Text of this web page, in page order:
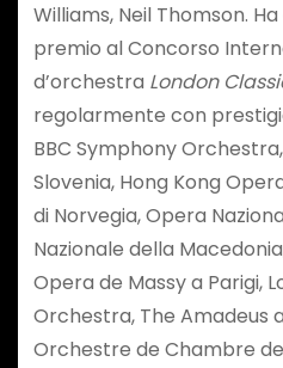
Williams, Neil Thomson.
premio al Concorso
d’orchestra London
regolarmente con
BBC Symphony
Slovenia, Hong Kong
di Norvegia, Opera
Nazionale della
Opera de Massy a Parigi,
Orchestra, The Amadeus
Orchestre de Chambre